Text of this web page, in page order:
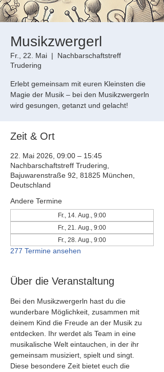
Musikzwergerl
Fr., 22. Mai
  |
Nachbarschaftstreff
Trudering
Erlebt gemeinsam mit euren Kleinsten die
Magie der Musik – bei den Musikzwergerln
wird gesungen, getanzt und gelacht!
Zeit & Ort
22. Mai 2026, 09:00 – 15:45
Nachbarschaftstreff Trudering,
Bajuwarenstraße 92, 81825 München,
Deutschland
Andere Termine
Fr., 14. Aug., 9:00
Fr., 21. Aug., 9:00
Fr., 28. Aug., 9:00
277 Termine ansehen
Über die Veranstaltung
Bei den Musikzwergerln hast du die
wunderbare Möglichkeit, zusammen mit
deinem Kind die Freude an der Musik zu
entdecken. Ihr werdet als Team in eine
musikalische Welt eintauchen, in der ihr
gemeinsam musiziert, spielt und singt.
Diese besondere Zeit bietet euch die